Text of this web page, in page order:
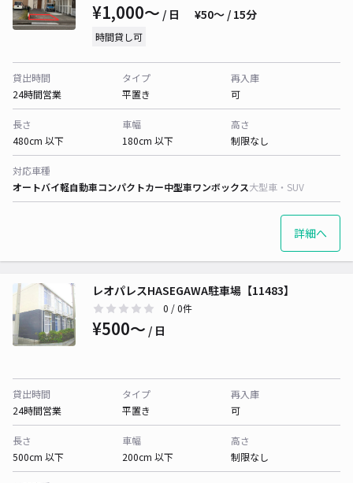
¥1,000〜 / 日 ¥50〜 / 15分
時間貸し可
貸出時間
24時間営業
タイプ
平置き
再入庫
可
長さ
480cm 以下
車幅
180cm 以下
高さ
制限なし
対応車種
オートバイ軽自動車コンパクトカー中型車ワンボックス大型車・SUV
詳細へ
レオパレスHASEGAWA駐車場【11483】
0 / 0件
¥500〜 / 日
貸出時間
24時間営業
タイプ
平置き
再入庫
可
長さ
500cm 以下
車幅
200cm 以下
高さ
制限なし